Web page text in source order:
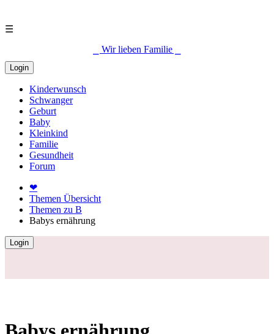
☰
⎯ Wir lieben Familie ⎯
Login
Kinderwunsch
Schwanger
Geburt
Baby
Kleinkind
Familie
Gesundheit
Forum
❤
Themen Übersicht
Themen zu B
Babys ernährung
Login